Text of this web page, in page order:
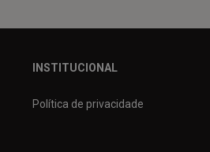
INSTITUCIONAL
Política de privacidade